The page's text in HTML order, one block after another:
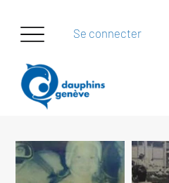
Se connecter